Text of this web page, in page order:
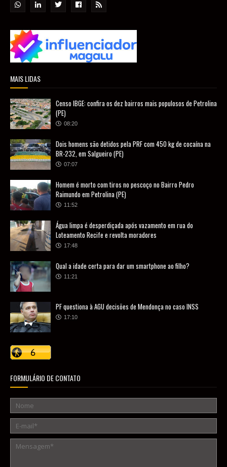
MAIS LIDAS
Censo IBGE: confira os dez bairros mais populosos de Petrolina
(PE)
08:20
Dois homens são detidos pela PRF com 450 kg de cocaína na
BR-232, em Salgueiro (PE)
07:07
Homem é morto com tiros no pescoço no Bairro Pedro
Raimundo em Petrolina (PE)
11:52
Água limpa é desperdiçada após vazamento em rua do
Loteamento Recife e revolta moradores
17:48
Qual a idade certa para dar um smartphone ao filho?
11:21
PF questiona à AGU decisões de Mendonça no caso INSS
17:10
FORMULÁRIO DE CONTATO